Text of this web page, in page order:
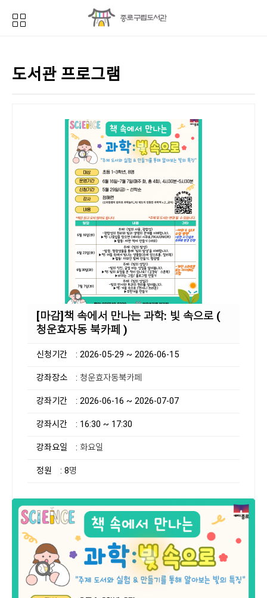
도서관 프로그램
[마감]책 속에서 만나는 과학: 빛 속으로 (
청운효자동 북카페 )
신청기간 : 2026-05-29 ~ 2026-06-15
강좌장소 : 청운효자동북카페
강좌기간 : 2026-06-16 ~ 2026-07-07
강좌시간 : 16:30 ~ 17:30
강좌요일 : 화요일
정원 : 8명